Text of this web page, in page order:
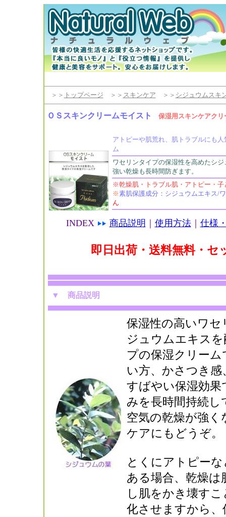
＞＞ トップページ ＞＞ スキンケア ＞＞ シジュウムスキ
ＯＳスキンクリームモイスト 保湿用スキンケアクリ
アトピーや肌荒れ、肌トラブルにも
ム
ワセリンタイプの保湿性を高めたシ
強い乾燥も長時間防ぎます。
※乾燥肌・トラブル肌・アトピー・
※素肌保護成分：シジュウムエキス/
ん
INDEX 商品説明 使用方法｜ 仕様
即日出荷・送料無料・セ
▼ 商品説明
保湿性の高いワ
ジュウムエキス
プの保湿クリー
い方、かさつき
すばやい保湿効
みを長時間持続し
空気の乾燥が強
ケアにもどうぞ。
とくにアトピー
ある場合、乾燥
し肌をかき壊す
化させますから